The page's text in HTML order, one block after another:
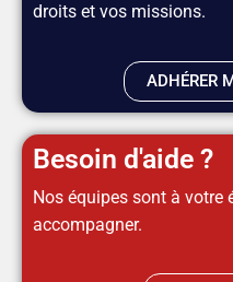
droits et vos missions.
ADHÉRER
Besoin d'aide ?
Nos équipes sont à votre
accompagner.